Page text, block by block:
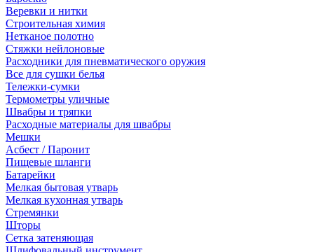
Веревки и нитки
Строительная химия
Нетканое полотно
Стяжки нейлоновые
Расходники для пневматического оружия
Все для сушки белья
Тележки-сумки
Термометры уличные
Швабры и тряпки
Расходные материалы для швабры
Мешки
Асбест / Паронит
Пищевые шланги
Батарейки
Мелкая бытовая утварь
Мелкая кухонная утварь
Стремянки
Шторы
Сетка затеняющая